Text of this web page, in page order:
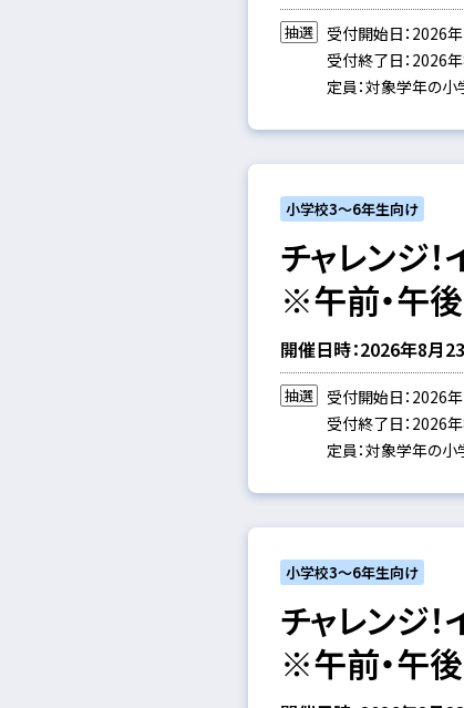
抽選
受付開始日：2026年
受付終了日：2026
定員：対象学年の
小学校3～6年生向け
チャレンジ
※午前・午
開催日時：2026年8月
抽選
受付開始日：2026年
受付終了日：2026
定員：対象学年の
小学校3～6年生向け
チャレンジ
※午前・午